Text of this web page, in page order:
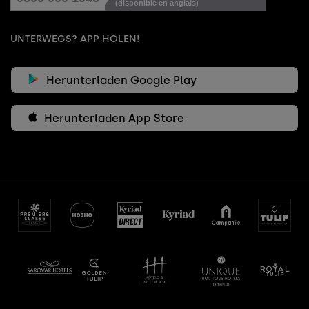
(disponible en anglais)
UNTERWEGS? APP HOLEN!
Herunterladen Google Play
Herunterladen App Store